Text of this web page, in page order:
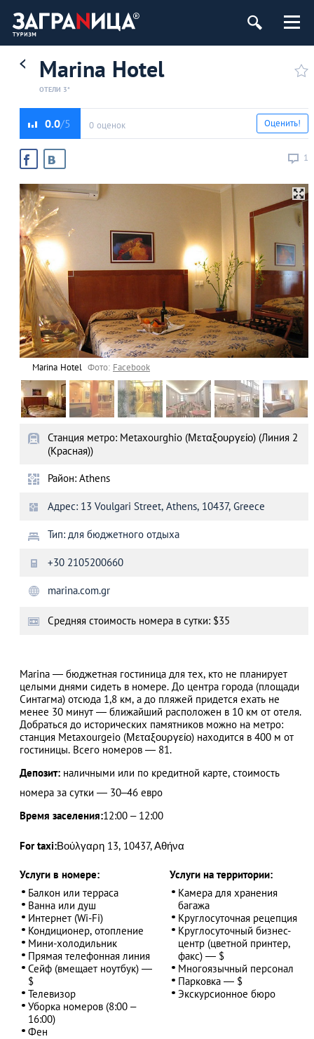
АЗАД
Marina Hotel
ОТЕЛИ 3*
0.0 0 оценок
1
Оценить!
Marina Hotel Фото: Facebook
Станция метро: Metaxourghio (Μεταξουργείο) (Линия 2
(Красная))
Район: Athens
Адрес: 13 Voulgari Street, Athens, 10437, Greece
Тип: для бюджетного отдыха
+30 2105200660
marina.com.gr
Cредняя стоимость номера в сутки: $35
Marina — бюджетная гостиница для тех, кто не планирует
целыми днями сидеть в номере. До центра города (площади
Синтагма) отсюда 1,8 км, а до пляжей придется ехать не
менее 30 минут — ближайший расположен в 10 км от отеля.
Добраться до исторических памятников можно на метро:
станция Metaxourgeio (Μεταξουργείο) находится в 400 м от
гостиницы. Всего номеров — 81.
Депозит: наличными или по кредитной карте, стоимость
номера за сутки — 30–46 евро
Время заселения:12:00 – 12:00
For taxi:Βούλγαρη 13, 10437, Αθήνα
Услуги в номере:
Балкон или терраса
Ванна или душ
Интернет (Wi-Fi)
Кондиционер, отопление
Мини-холодильник
Прямая телефонная линия
Сейф (вмещает ноутбук) —
$
Телевизор
Уборка номеров (8:00 –
16:00)
Фен
Услуги на территории:
Камера для хранения
багажа
Круглосуточная рецепция
Круглосуточный бизнес-
центр (цветной принтер,
факс) — $
Многоязычный персонал
Парковка — $
Экскурсионное бюро